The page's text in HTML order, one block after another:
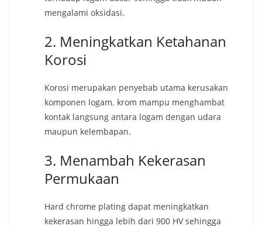
mengalami oksidasi.
2. Meningkatkan Ketahanan
Korosi
Korosi merupakan penyebab utama kerusakan
komponen logam. krom mampu menghambat
kontak langsung antara logam dengan udara
maupun kelembapan.
3. Menambah Kekerasan
Permukaan
Hard chrome plating dapat meningkatkan
kekerasan hingga lebih dari 900 HV sehingga